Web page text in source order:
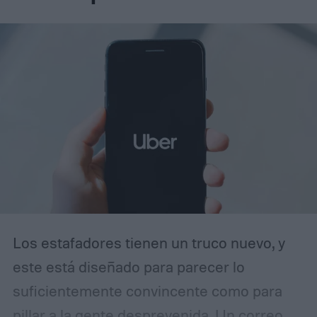
Los estafadores tienen un truco nuevo, y
este está diseñado para parecer lo
suficientemente convincente como para